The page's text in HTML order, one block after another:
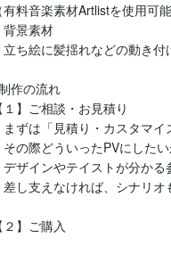
（有料音楽素材Artlistを使用可能
背景素材
立ち絵に髪揺れなどの動き付
作の流れ
１】ご相談・お見積り
まずは「見積り・カスタマイ
その際どういったPVにしたい
デザインやテイストが分かる
差し支えなければ、シナリオ
２】ご購入